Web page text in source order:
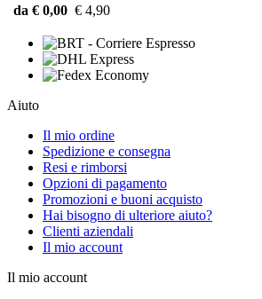
da € 0,00 € 4,90
Aiuto
Il mio ordine
Spedizione e consegna
Resi e rimborsi
Opzioni di pagamento
Promozioni e buoni acquisto
Hai bisogno di ulteriore aiuto?
Clienti aziendali
Il mio account
Il mio account